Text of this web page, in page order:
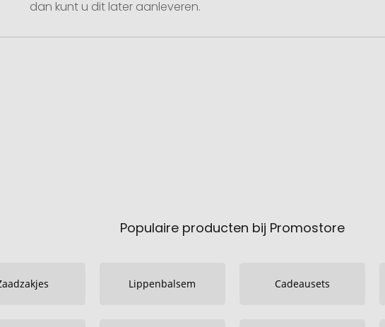
dan kunt u dit later aanleveren.
Populaire producten bij Promostore
Lippenbalsem Cadeausets